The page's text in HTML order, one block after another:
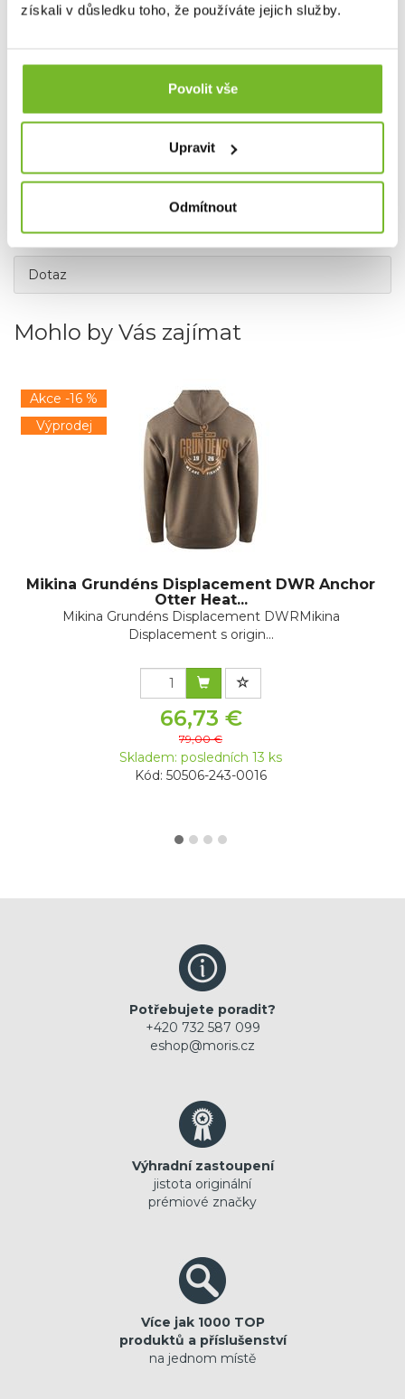
získali v důsledku toho, že používáte jejich služby.
Povolit vše
Upravit
Odmítnout
Dotaz
Mohlo by Vás zajímat
Akce -16 %
Výprodej
Mikina Grundéns Displacement DWR Anchor
Otter Heat...
Mikina Grundéns Displacement DWRMikina
Displacement s origin...
66,73 €
79,00 €
Skladem: posledních 13 ks
Kód: 50506-243-0016
Potřebujete poradit?
+420 732 587 099
eshop@moris.cz
Výhradní zastoupení
jistota originální
prémiové značky
Více jak 1000 TOP
produktů a příslušenství
na jednom místě